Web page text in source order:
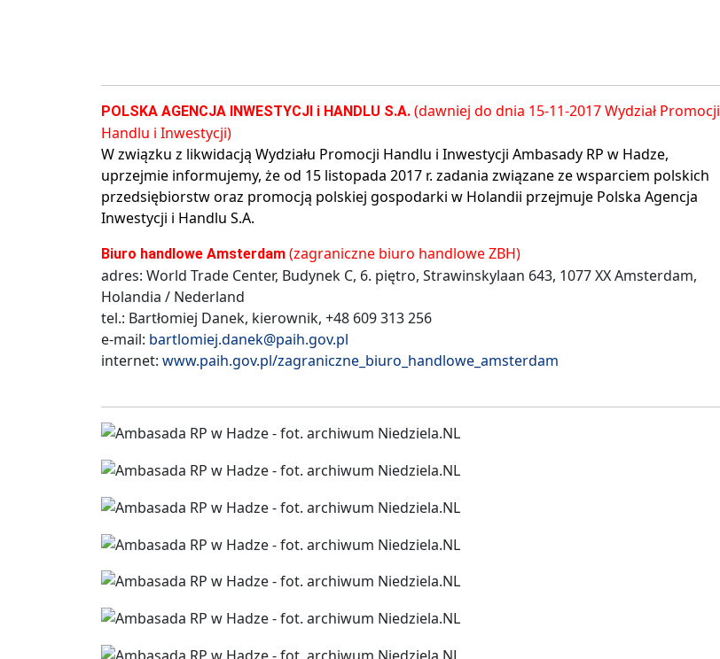
POLSKA AGENCJA INWESTYCJI i HANDLU S.A. (dawniej do dnia 15-11-2017 Wydział Promocji
Handlu i Inwestycji)
W związku z likwidacją Wydziału Promocji Handlu i Inwestycji Ambasady RP w Hadze,
uprzejmie informujemy, że od 15 listopada 2017 r. zadania związane ze wsparciem polskich
przedsiębiorstw oraz promocją polskiej gospodarki w Holandii przejmuje Polska Agencja
Inwestycji i Handlu S.A.
Biuro handlowe Amsterdam (zagraniczne biuro handlowe ZBH)
adres: World Trade Center, Budynek C, 6. piętro, Strawinskylaan 643, 1077 XX Amsterdam,
Holandia / Nederland
tel.: Bartłomiej Danek, kierownik, +48 609 313 256
e-mail: bartlomiej.danek@paih.gov.pl
internet: www.paih.gov.pl/zagraniczne_biuro_handlowe_amsterdam